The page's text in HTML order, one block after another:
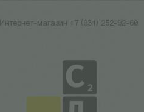
Интернет-магазин +7 (931) 252-92-60